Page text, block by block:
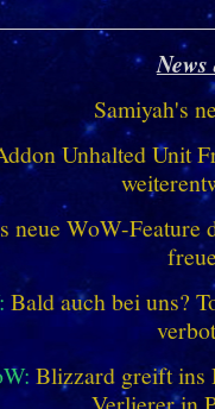
Samiyah's
Unhalted Unit
neue WoW-
Bald auch bei uns?
Blizzard greift ins